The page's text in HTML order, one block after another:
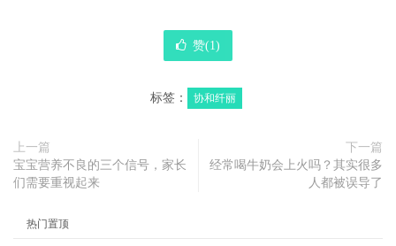
赞(1)
标签： 协和纤丽
上一篇
宝宝营养不良的三个信号，家长
们需要重视起来
下一篇
经常喝牛奶会上火吗？其实很多
人都被误导了
热门置顶